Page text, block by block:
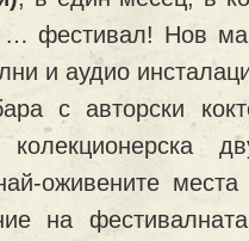
… фестивал! Нов
и аудио
с авторски
оживените
на